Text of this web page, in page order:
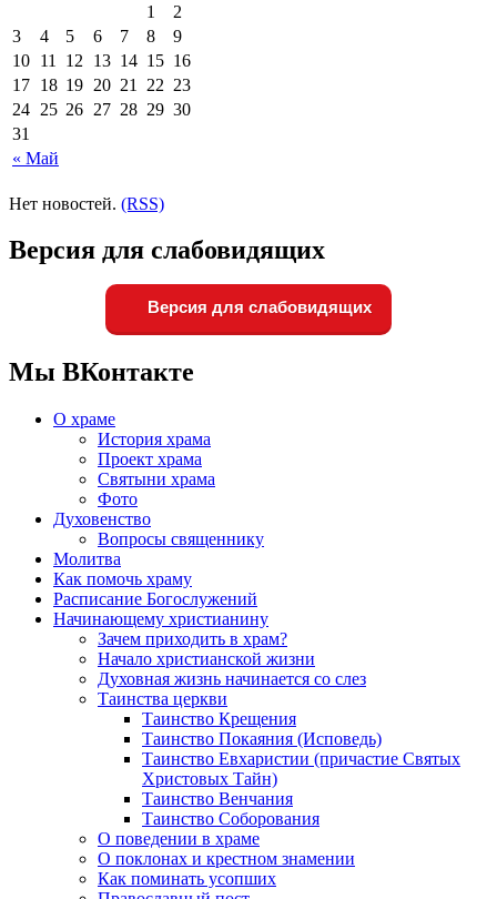
« Май
1
2
3
4 5 6 7 8
9
10 11 12 13 14 15 16
17 18 19 20 21 22 23
24 25 26 27 28 29 30
31
Нет новостей. (RSS)
Версия для слабовидящих
Версия для слабовидящих
Мы ВКонтакте
О храме
История храма
Проект храма
Святыни храма
Фото
Духовенство
Вопросы священнику
Молитва
Как помочь храму
Расписание Богослужений
Начинающему христианину
Зачем приходить в храм?
Начало христианской жизни
Духовная жизнь начинается со слез
Таинства церкви
Таинство Крещения
Таинство Покаяния (Исповедь)
Таинство Евхаристии (причастие Святых
Христовых Тайн)
Таинство Венчания
Таинство Соборования
О поведении в храме
О поклонах и крестном знамении
Как поминать усопших